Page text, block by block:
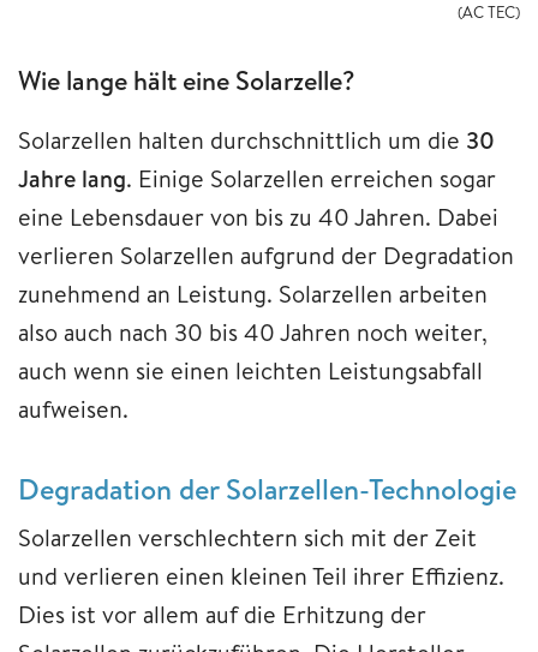
(AC TEC)
Wie lange hält eine Solarzelle?
Solarzellen halten durchschnittlich um die 30
Jahre lang. Einige Solarzellen erreichen sogar
eine Lebensdauer von bis zu 40 Jahren. Dabei
verlieren Solarzellen aufgrund der Degradation
zunehmend an Leistung. Solarzellen arbeiten
also auch nach 30 bis 40 Jahren noch weiter,
auch wenn sie einen leichten Leistungsabfall
aufweisen.
Degradation der Solarzellen-Technologie
Solarzellen verschlechtern sich mit der Zeit
und verlieren einen kleinen Teil ihrer Effizienz.
Dies ist vor allem auf die Erhitzung der